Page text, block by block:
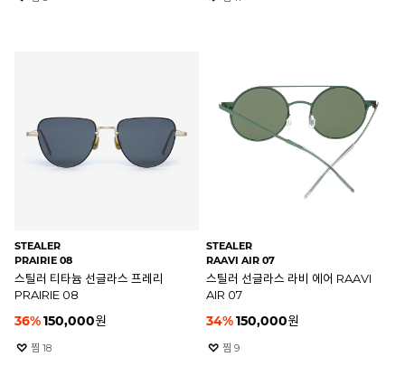
STEALER
PRAIRIE 08
스틸러 티타늄 선글라스 프레리
PRAIRIE 08
36%150,000원
찜 18
STEALER
RAAVI AIR 07
스틸러 선글라스 라비 에어 RAAVI
AIR 07
34%150,000원
찜 9